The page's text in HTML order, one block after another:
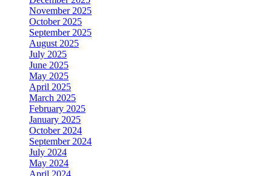
November 2025
October 2025
September 2025
August 2025
July 2025
June 2025
May 2025
April 2025
March 2025
February 2025
January 2025
October 2024
September 2024
July 2024
May 2024